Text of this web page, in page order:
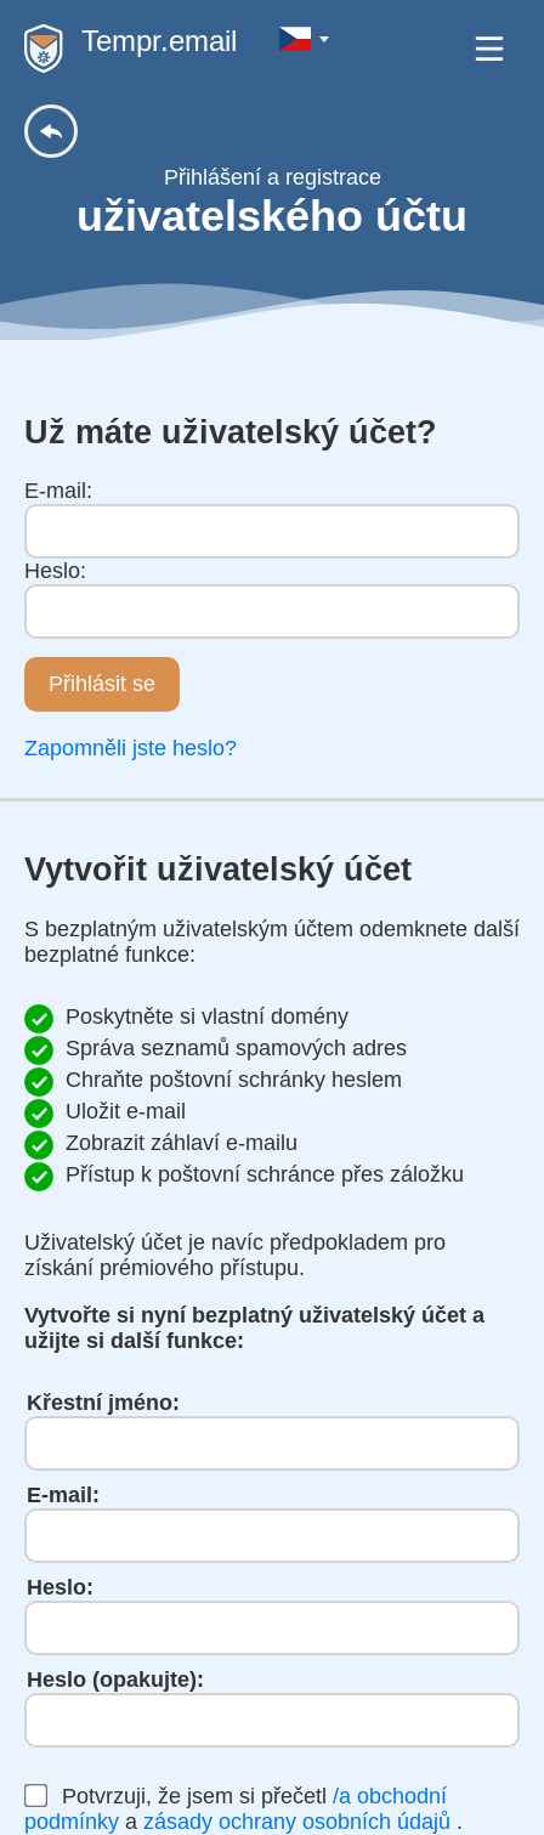
Tempr.email
Přihlášení a registrace
uživatelského účtu
Už máte uživatelský účet?
E-mail:
Heslo:
Přihlásit se
Zapomněli jste heslo?
Vytvořit uživatelský účet
S bezplatným uživatelským účtem odemknete další
bezplatné funkce:
Poskytněte si vlastní domény
Správa seznamů spamových adres
Chraňte poštovní schránky heslem
Uložit e-mail
Zobrazit záhlaví e-mailu
Přístup k poštovní schránce přes záložku
Uživatelský účet je navíc předpokladem pro
získání prémiového přístupu.
Vytvořte si nyní bezplatný uživatelský účet a
užijte si další funkce:
Křestní jméno:
E-mail:
Heslo:
Heslo (opakujte):
Potvrzuji, že jsem si přečetl /a obchodní
podmínky a zásady ochrany osobních údajů .